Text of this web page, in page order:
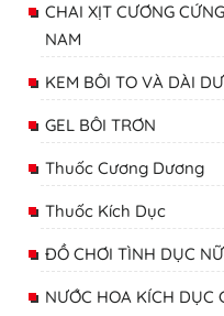
CHAI XỊT CƯƠNG
NAM
KEM BÔI TO VÀ DÀI
GEL BÔI TRƠN
Thuốc Cương Dương
Thuốc Kích Dục
ĐỒ CHƠI TÌNH DỤC NỮ
NƯỚC HOA KÍCH DỤC